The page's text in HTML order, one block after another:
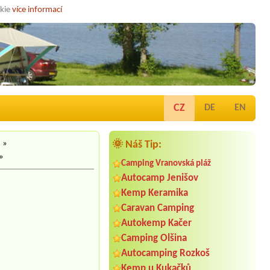
více informací
CZ DE EN
🌞 Náš Tip:
Camping Vranovská pláž
Autocamp Jenišov
Kemp Keramika
Caravan Camping
Autokemp Kačer
Camping Olšina
Autocamping Rozkoš
Termín od 2026-08-09 |
»